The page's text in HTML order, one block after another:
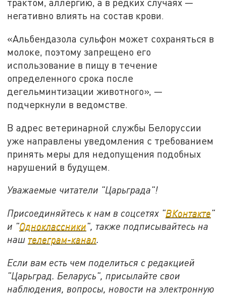
трактом, аллергию, а в редких случаях —
негативно влиять на состав крови.
«Альбендазола сульфон может сохраняться в
молоке, поэтому запрещено его
использование в пищу в течение
определенного срока после
дегельминтизации животного», —
подчеркнули в ведомстве.
В адрес ветеринарной службы Белоруссии
уже направлены уведомления с требованием
принять меры для недопущения подобных
нарушений в будущем.
Уважаемые читатели "Царьграда"!
Присоединяйтесь к нам в соцсетях "ВКонтакте"
и "Одноклассники", также подписывайтесь на
наш телеграм-канал.
Если вам есть чем поделиться с редакцией
"Царьград. Беларусь", присылайте свои
наблюдения, вопросы, новости на электронную